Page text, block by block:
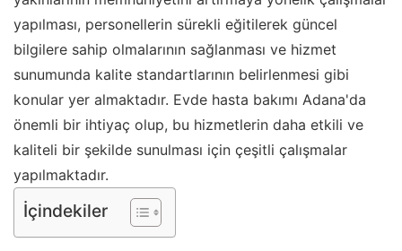
yapılması, personellerin sürekli eğitilerek güncel
bilgilere sahip olmalarının sağlanması ve hizmet
sunumunda kalite standartlarının belirlenmesi gibi
konular yer almaktadır. Evde hasta bakımı Adana'da
önemli bir ihtiyaç olup, bu hizmetlerin daha etkili ve
kaliteli bir şekilde sunulması için çeşitli çalışmalar
yapılmaktadır.
İçindekiler